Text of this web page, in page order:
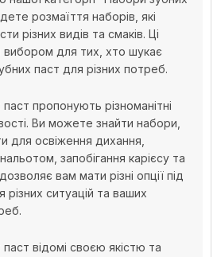
розмаїття наборів, які
різних видів та смаків. Ці
вибором для тих, хто шукає
паст для різних потреб.
пропонують різноманітні
Ви можете знайти набори,
для освіження дихання,
запобігання карієсу та
вам мати різні опції під
ситуацій та ваших
відомі своєю якістю та